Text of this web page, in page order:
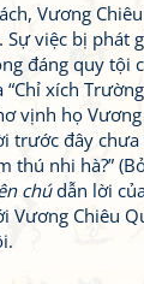
Vương
Sự việc bị phát
đáng quy tội
“Chỉ xích
vịnh họ
trước đây
thú nhi hà?”
chúdẫn lời
Vương Chiêu